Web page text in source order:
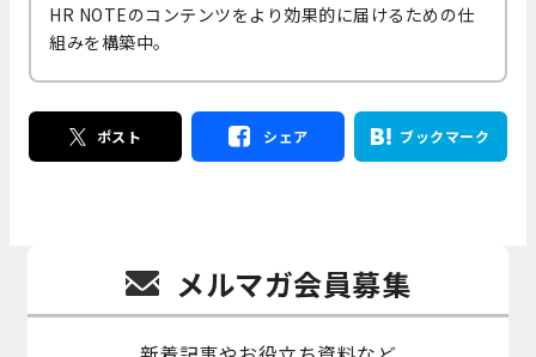
HR NOTEのコンテンツをより効果的に届けるための仕
組みを構築中。
ポスト シェア ブックマーク
メルマガ会員募集